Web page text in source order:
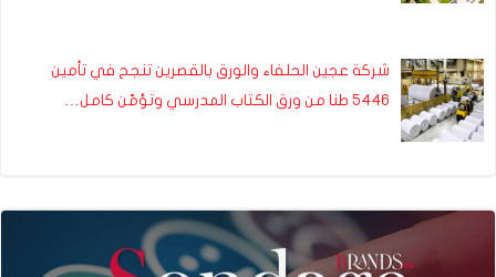
شركة عجين الحلفاء والورق بالقصرين تنجح في تأمين
5446 طنا من ورق الكتاب المدرسي وتؤمّن كامل…